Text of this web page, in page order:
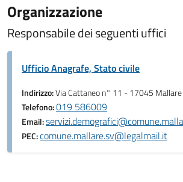
Organizzazione
Responsabile dei seguenti uffici
Ufficio Anagrafe, Stato civile
Indirizzo:Via Cattaneo n° 11 - 17045 Mallare
Telefono:019 586009
Email:
PEC:comune.mallare.sv@legalmail.it